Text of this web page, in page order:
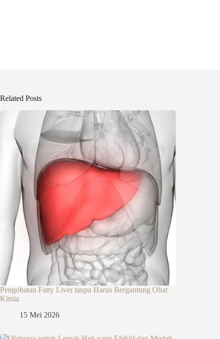
Related Posts
Pengobatan Fatty Liver tanpa Harus Bergantung Obat
Kimia
15 Mei 2026